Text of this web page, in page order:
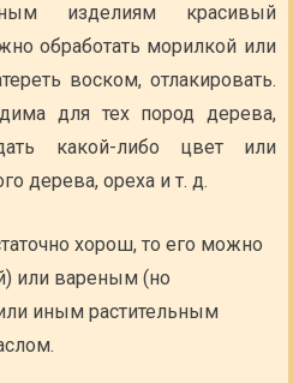
изделиям красивый
обработать морилкой или
воском, отлакировать.
для тех пород дерева,
какой-либо цвет или
дерева, ореха и т. д.
хорош, то его можно
или вареным (но
иным растительным